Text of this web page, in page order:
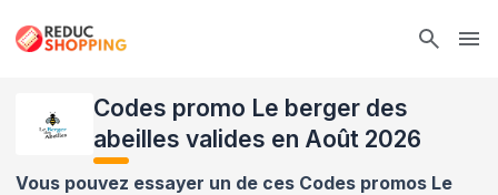
Codes promo Le berger des
abeilles valides en Août 2026
Vous pouvez essayer un de ces Codes promos Le